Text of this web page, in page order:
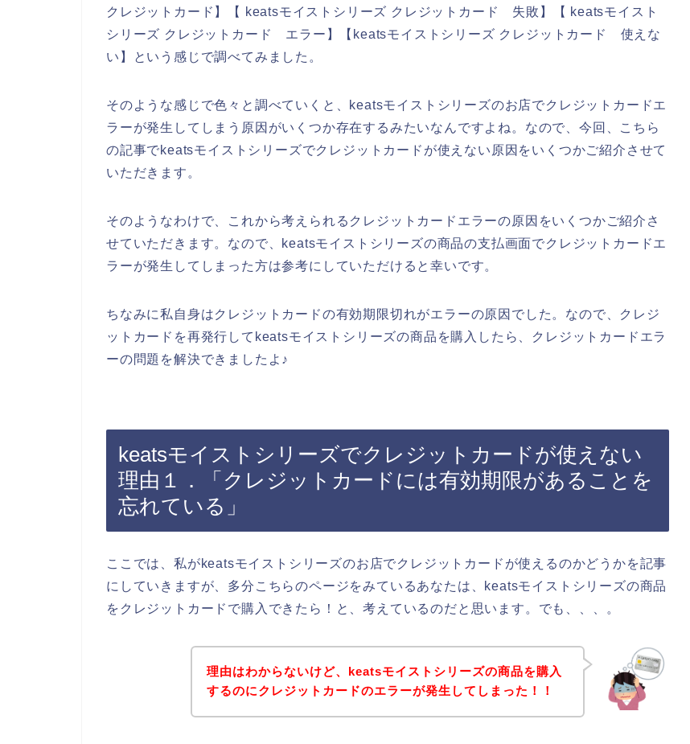
クレジットカード】【 keatsモイストシリーズ クレジットカード 失敗】【 keatsモイスト
シリーズ クレジットカード エラー】【keatsモイストシリーズ クレジットカード 使えな
い】という感じで調べてみました。
そのような感じで色々と調べていくと、keatsモイストシリーズのお店でクレジットカードエ
ラーが発生してしまう原因がいくつか存在するみたいなんですよね。なので、今回、こちら
の記事でkeatsモイストシリーズでクレジットカードが使えない原因をいくつかご紹介させて
いただきます。
そのようなわけで、これから考えられるクレジットカードエラーの原因をいくつかご紹介さ
せていただきます。なので、keatsモイストシリーズの商品の支払画面でクレジットカードエ
ラーが発生してしまった方は参考にしていただけると幸いです。
ちなみに私自身はクレジットカードの有効期限切れがエラーの原因でした。なので、クレジ
ットカードを再発行してkeatsモイストシリーズの商品を購入したら、クレジットカードエラ
ーの問題を解決できましたよ♪
keatsモイストシリーズでクレジットカードが使えない
理由１．「クレジットカードには有効期限があることを
忘れている」
ここでは、私がkeatsモイストシリーズのお店でクレジットカードが使えるのかどうかを記事
にしていきますが、多分こちらのページをみているあなたは、keatsモイストシリーズの商品
をクレジットカードで購入できたら！と、考えているのだと思います。でも、、、。
理由はわからないけど、keatsモイストシリーズの商品を購入
するのにクレジットカードのエラーが発生してしまった！！